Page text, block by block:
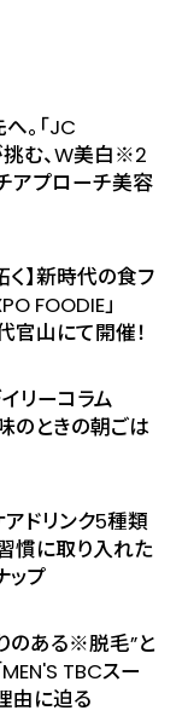
。「JC
挑む、W美白※2
アプローチ美容
く】新時代の食フ
FOODIE」
官山にて開催！
リーコラム
のときの朝ごは
ドリンク5種類
慣に取り入れた
ップ
のある※脱毛”と
TBCスー
由に迫る